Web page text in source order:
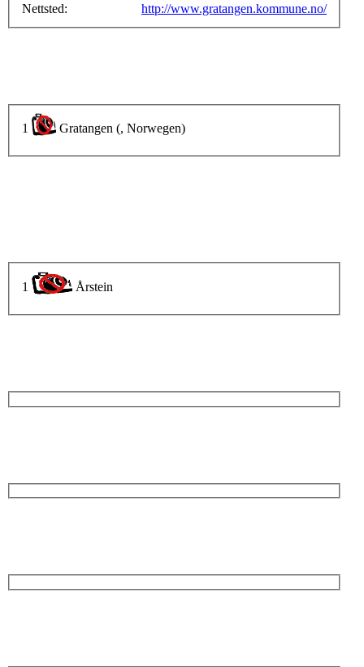
Nettsted:
http://www.gratangen.kommune.no/
1 Gratangen (, Norwegen)
1 Årstein